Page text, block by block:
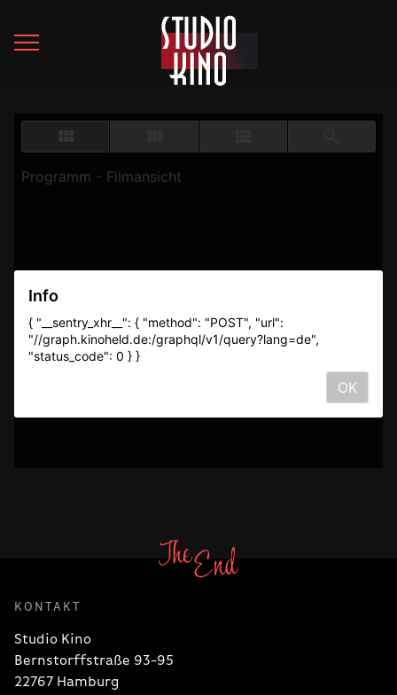
KONTAKT
Studio Kino
Bernstorffstraße 93-95
22767 Hamburg